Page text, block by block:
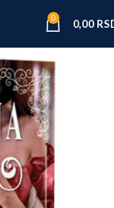
0 0,00